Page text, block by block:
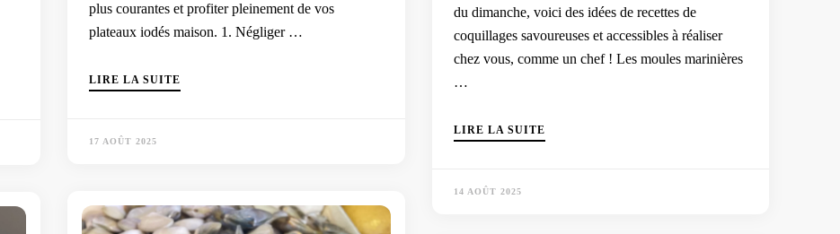
plus courantes et profiter pleinement de vos
plateaux iodés maison. 1. Négliger …
LIRE LA SUITE
17 AOÛT 2025
du dimanche, voici des idées de recettes de
coquillages savoureuses et accessibles à réaliser
chez vous, comme un chef ! Les moules marinières
…
LIRE LA SUITE
14 AOÛT 2025